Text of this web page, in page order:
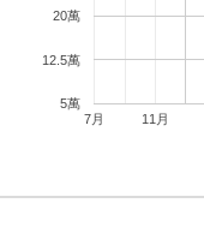
7月 11月
5萬
12.5萬
20萬